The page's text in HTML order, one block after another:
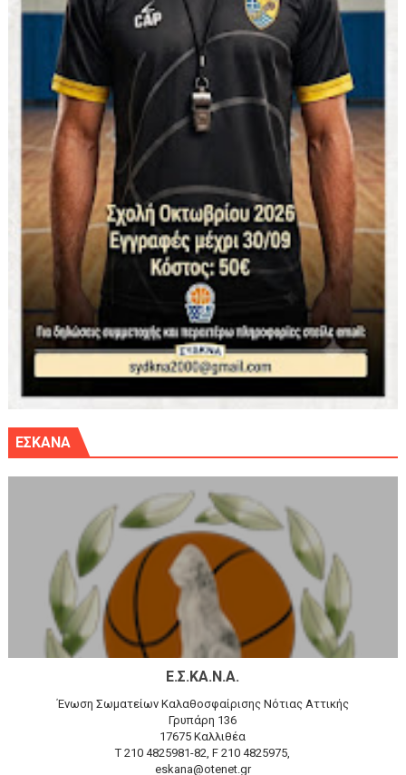
ΕΣΚΑΝΑ
Ε.Σ.ΚΑ.Ν.Α.
Ένωση Σωματείων Καλαθοσφαίρισης Νότιας Αττικής
Γρυπάρη 136
17675 Καλλιθέα
T 210 4825981-82, F 210 4825975,
eskana@otenet.gr